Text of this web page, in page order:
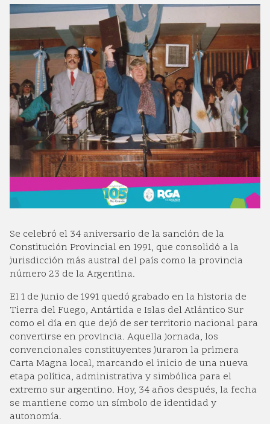
Se celebró el 34 aniversario de la sanción de la
Constitución Provincial en 1991, que consolidó a la
jurisdicción más austral del país como la provincia
número 23 de la Argentina.
El 1 de junio de 1991 quedó grabado en la historia de
Tierra del Fuego, Antártida e Islas del Atlántico Sur
como el día en que dejó de ser territorio nacional para
convertirse en provincia. Aquella jornada, los
convencionales constituyentes juraron la primera
Carta Magna local, marcando el inicio de una nueva
etapa política, administrativa y simbólica para el
extremo sur argentino. Hoy, 34 años después, la fecha
se mantiene como un símbolo de identidad y
autonomía.